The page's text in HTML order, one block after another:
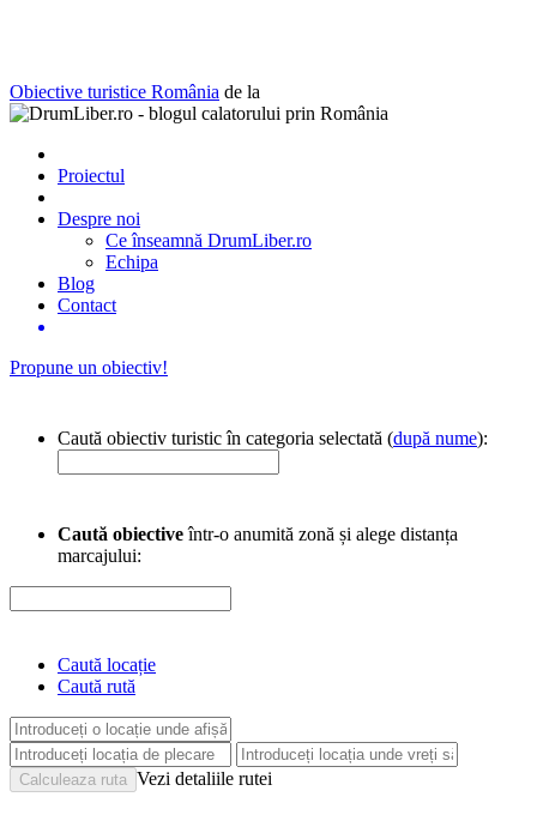
Obiective turistice România de la
Proiectul
Despre noi
Ce înseamnă DrumLiber.ro
Echipa
Blog
Contact
Propune un obiectiv!
Caută obiectiv turistic în categoria selectată (după nume):
Caută obiectiveîntr-o anumită zonă și alege distanța
marcajului:
Caută locație
Caută rută
Vezi detaliile rutei